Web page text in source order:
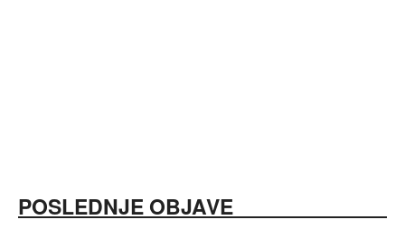
POSLEDNJE OBJAVE